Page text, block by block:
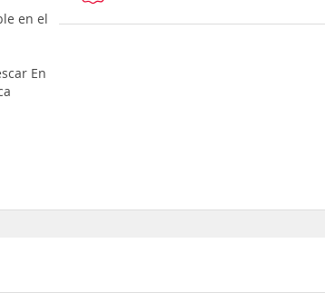
en el
En